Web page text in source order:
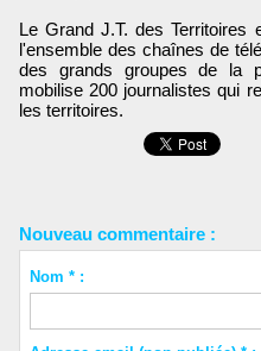
Le Grand J.T. des Territoires
l'ensemble des chaînes de
des grands groupes de la
mobilise 200 journalistes qui
les territoires.
Nouveau commentaire :
Nom * :